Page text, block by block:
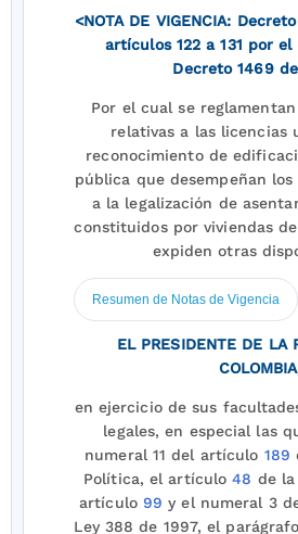
<NOTA DE VIGENCIA:
artículos 122 a 131 por
Decreto 1469
Por el cual se
relativas a las licencias
reconocimiento de
pública que desempeñan
a la legalización de
constituidos por viviendas
expiden otras
Resumen de Notas de Vigencia
EL PRESIDENTE DE LA
en ejercicio de sus
legales, en especial las
numeral 11 del artículo 189
Política, el artículo48 de la
artículo 99 y el numeral 3
Ley 388 de 1997, el